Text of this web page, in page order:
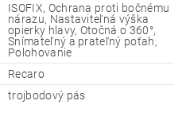
ISOFIX, Ochrana proti bočnému
nárazu, Nastaviteľná výška
opierky hlavy, Otočná o 360°,
Snímateľný a prateľný poťah,
Polohovanie
Recaro
trojbodový pás